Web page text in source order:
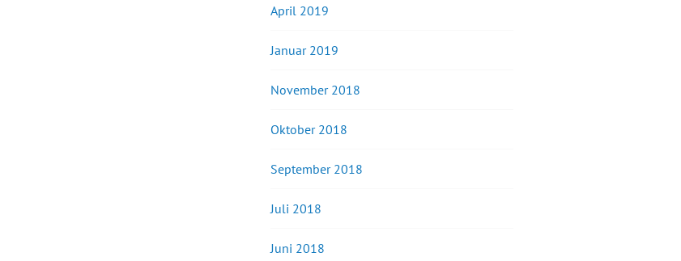
April 2019
Januar 2019
November 2018
Oktober 2018
September 2018
Juli 2018
Juni 2018